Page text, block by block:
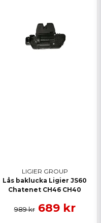
LIGIER GROUP
Lås baklucka Ligier JS60
Chatenet CH46 CH40
989 kr 689 kr